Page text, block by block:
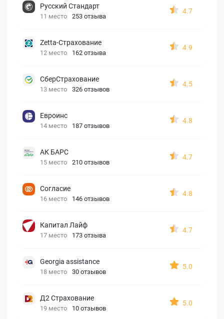
Русский Стандарт
11 место 253 отзыва
4.7
Zetta-Страхование
12 место 162 отзыва
4.9
СберСтрахование
13 место 326 отзывов
4.5
Евроинс
14 место 187 отзывов
4.8
АК БАРС
15 место 210 отзывов
4.7
Согласие
16 место 146 отзывов
4.8
Капитал Лайф
17 место 173 отзыва
4.7
Georgia assistance
18 место 30 отзывов
5.0
Д2 Страхование
19 место 10 отзывов
5.0